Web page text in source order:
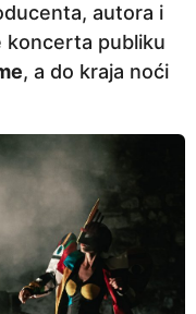
autora i
koncerta publiku
, a do kraja noći